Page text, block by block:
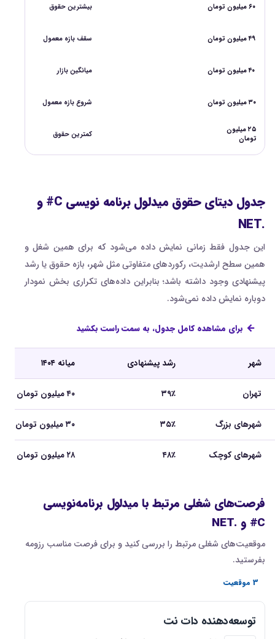
بیشترین حقوق ۶۰ میلیون تومان
سقف بازه معمول ۴۹ میلیون تومان
میانگین بازار ۴۰ میلیون تومان
شروع بازه معمول ۳۰ میلیون تومان
کمترین حقوق
۲۵ میلیون
تومان
جدول دیتای حقوق میدلول برنامه نویسی C# و
.NET
این جدول فقط زمانی نمایش داده می‌شود که برای همین شغل و
همین سطح ارشدیت، رکوردهای متفاوتی مثل شهر، بازه حقوق یا رشد
پیشنهادی وجود داشته باشد؛ بنابراین داده‌های تکراری بخش نمودار
دوباره نمایش داده نمی‌شود.
برای مشاهده کامل جدول، به سمت راست بکشید
شهر رشد پیشنهادی میانه ۱۴۰۴
تهران ۳۹٪ ۴۰ میلیون تومان
شهرهای بزرگ ۳۵٪ ۳۰ میلیون تومان
شهرهای کوچک ۴۸٪ ۲۸ میلیون تومان
فرصت‌های شغلی مرتبط با میدلول برنامه‌نویسی
C# و .NET
موقعیت‌های شغلی مرتبط را بررسی کنید و برای فرصت مناسب رزومه
بفرستید.
3 موقعیت
توسعه‌دهنده دات نت